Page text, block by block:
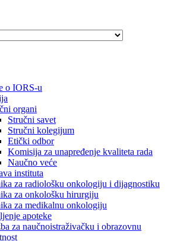
o IORS-u
organi
Stručni savet
Stručni kolegijum
Etički odbor
Komisija za unapređenje kvaliteta rada
Naučno veće
instituta
za radiološku onkologiju i dijagnostiku
za onkološku hirurgiju
za medikalnu onkologiju
apoteke
za naučnoistraživačku i obrazovnu